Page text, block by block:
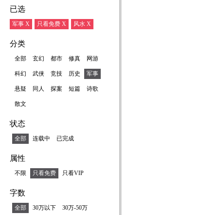
已选
军事 X 只看免费 X 风水 X
分类
全部 玄幻 都市 修真 网游
科幻 武侠 竞技 历史 军事
悬疑 同人 探案 短篇 诗歌
散文
状态
全部 连载中 已完成
属性
不限 只看免费 只看VIP
字数
全部 30万以下 30万-50万